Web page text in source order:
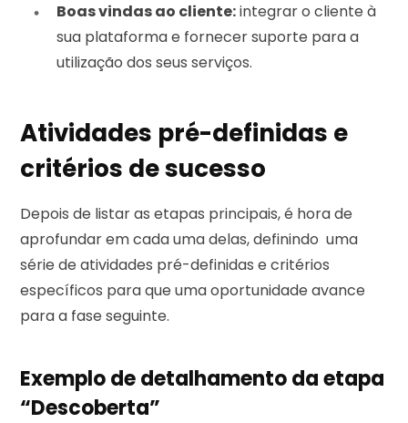
Boas vindas ao cliente:integrar o cliente à
sua plataforma e fornecer suporte para a
utilização dos seus serviços.
Atividades pré-definidas e
critérios de sucesso
Depois de listar as etapas principais, é hora de
aprofundar em cada uma delas, definindo uma
série de atividades pré-definidas e critérios
específicos para que uma oportunidade avance
para a fase seguinte.
Exemplo de detalhamento da etapa
“Descoberta”